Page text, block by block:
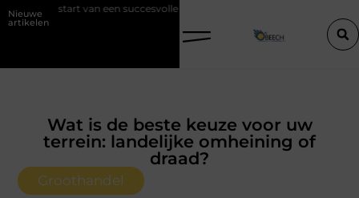
Nieuwe
artikelen
van een succesvolle verkoop
Wat is de beste keuze voor uw
terrein: landelijke omheining of
draad?
Groothandel